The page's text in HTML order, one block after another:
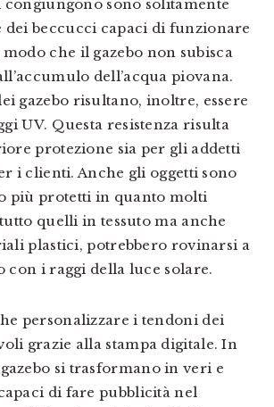
congiungono sono solitamente
dei beccucci capaci di funzionare
che il gazebo non subisca
dell’acqua piovana.
gazebo risultano, inoltre, essere
UV. Questa resistenza risulta
protezione sia per gli addetti
i clienti. Anche gli oggetti sono
più protetti in quanto molti
quelli in tessuto ma anche
plastici, potrebbero rovinarsi a
con i raggi della luce solare.
personalizzare i tendoni dei
grazie alla stampa digitale. In
si trasformano in veri e
di fare pubblicità nel